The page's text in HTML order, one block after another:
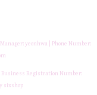
yeonhwa | Phone Number:
Registration Number:
sixshop